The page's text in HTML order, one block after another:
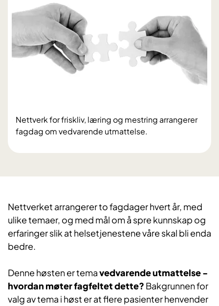
Nettverk for friskliv, læring og mestring arrangerer
fagdag om vedvarende utmattelse.
Nettverket arrangerer to fagdager hvert år, med
ulike temaer, og med mål om å spre kunnskap og
erfaringer slik at helsetjenestene våre skal bli enda
bedre.
Denne høsten er temavedvarende utmattelse -
hvordan møter fagfeltet dette? Bakgrunnen for
valg av tema i høst er at flere pasienter henvender